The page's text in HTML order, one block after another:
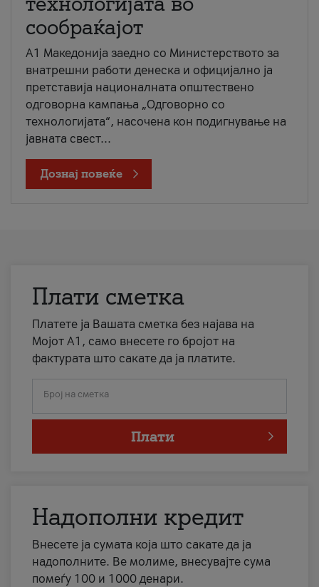
сообраќајот
A1 Македонија заедно со Министерството за
внатрешни работи денеска и официјално ја
претставија националната општествено
одговорна кампања „Одговорно со
технологијата“, насочена кон подигнување на
јавната свест...
Дознај повеќе
Плати сметка
Платете ја Вашата сметка без најава на
Мојот А1, само внесете го бројот на
фактурата што сакате да ја платите.
Број на сметка
Плати
Надополни кредит
Внесете ја сумата која што сакате да ја
надополните. Ве молиме, внесувајте сума
помеѓу 100 и 1000 денари.